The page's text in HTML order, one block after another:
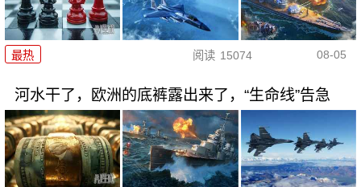
最热 阅读 15074 08-05
河水干了，欧洲的底裤露出来了，“生命线”告急